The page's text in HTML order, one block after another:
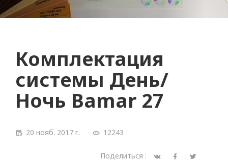
Комплектация
системы День/
Ночь Bamar 27
20 нояб. 2017 г. 12243
Поделиться :